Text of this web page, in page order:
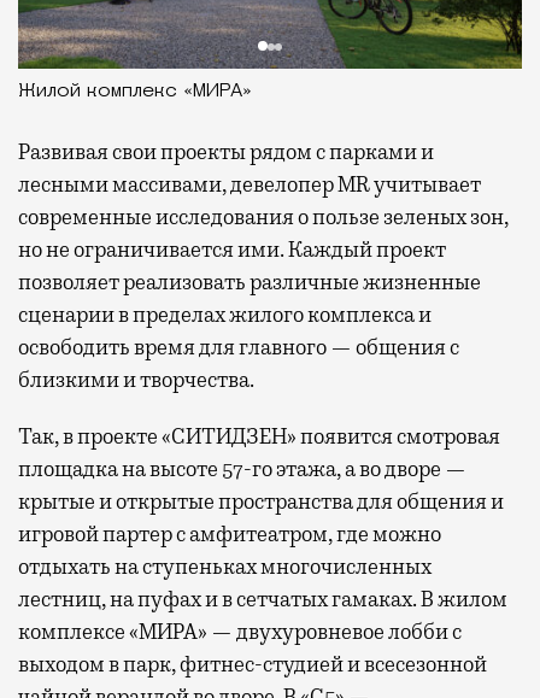
Жилой комплекс «МИРА»
Развиваясвои проекты рядом с парками и
лесными массивами, девелопер MR учитывает
современные исследования о пользе зеленых зон,
но не ограничивается ими. Каждый проект
позволяет реализовать различные жизненные
сценарии в пределах жилого комплекса и
освободить время для главного — общения с
близкими и творчества.
Так, в проекте «СИТИДЗЕН» появится смотровая
площадка на высоте 57-го этажа, а во дворе —
крытые и открытые пространства для общения и
игровой партер с амфитеатром, где можно
отдыхать на ступеньках многочисленных
лестниц, на пуфах и в сетчатых гамаках. В жилом
комплексе «МИРА» — двухуровневое лобби с
выходом в парк, фитнес-студией и всесезонной